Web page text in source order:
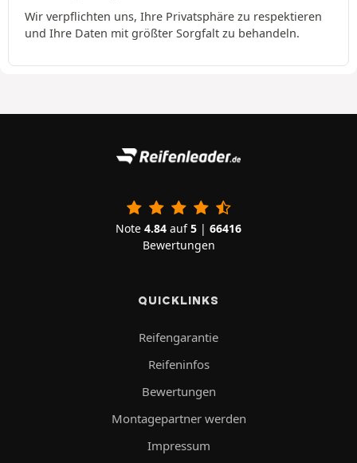
Wir verpflichten uns, Ihre Privatsphäre zu respektieren
und Ihre Daten mit größter Sorgfalt zu behandeln.
Note 4.84 auf5 | 66416
Bewertungen
QUICKLINKS
Reifengarantie
Reifeninfos
Bewertungen
Montagepartner werden
Impressum